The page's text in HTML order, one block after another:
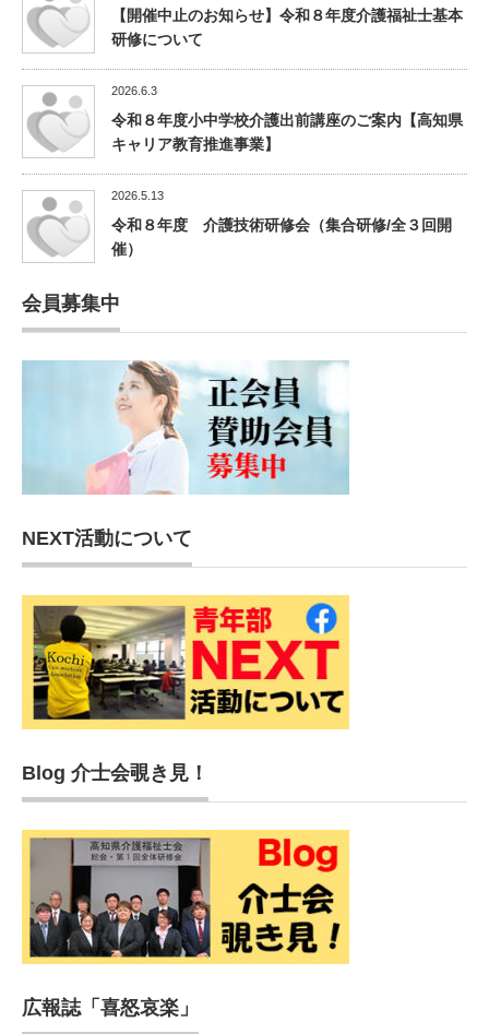
【開催中止のお知らせ】令和８年度介護福祉士基本
研修について
2026.6.3
令和８年度小中学校介護出前講座のご案内【高知県
キャリア教育推進事業】
2026.5.13
令和８年度 介護技術研修会（集合研修/全３回開
催）
会員募集中
NEXT活動について
Blog 介士会覗き見！
広報誌「喜怒哀楽」